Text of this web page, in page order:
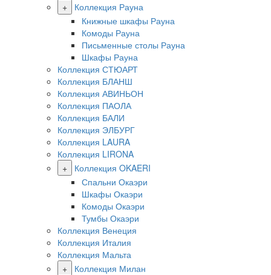
+
Коллекция Рауна
Книжные шкафы Рауна
Комоды Рауна
Письменные столы Рауна
Шкафы Рауна
Коллекция СТЮАРТ
Коллекция БЛАНШ
Коллекция АВИНЬОН
Коллекция ПАОЛА
Коллекция БАЛИ
Коллекция ЭЛБУРГ
Коллекция LAURA
Коллекция LIRONA
+
Коллекция OKAERI
Спальни Окаэри
Шкафы Окаэри
Комоды Окаэри
Тумбы Окаэри
Коллекция Венеция
Коллекция Италия
Коллекция Мальта
+
Коллекция Милан